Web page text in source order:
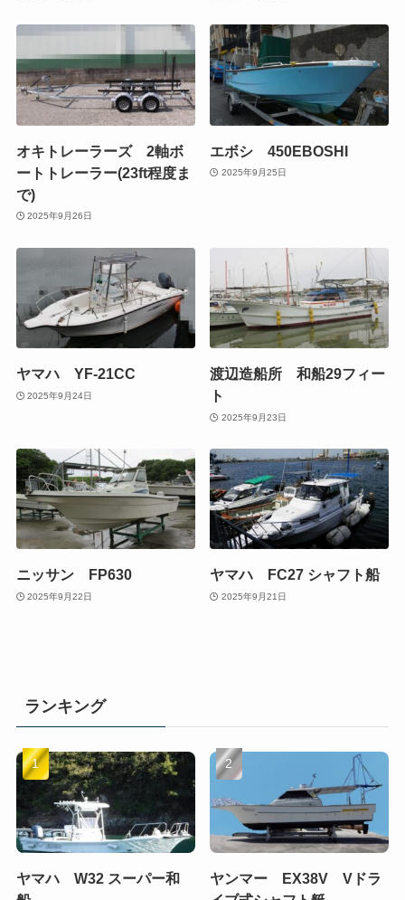
オキトレーラーズ 2軸ボ
ートトレーラー(23ft程度ま
で)
2025年9月26日
エボシ 450EBOSHI
2025年9月25日
ヤマハ YF-21CC
2025年9月24日
渡辺造船所 和船29フィー
ト
2025年9月23日
ニッサン FP630
2025年9月22日
ヤマハ FC27 シャフト船
2025年9月21日
ランキング
ヤマハ W32 スーパー和
ヤンマー EX38V Vドラ